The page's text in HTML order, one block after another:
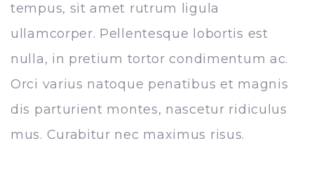
tempus, sit amet rutrum ligula
ullamcorper. Pellentesque lobortis est
nulla, in pretium tortor condimentum ac.
Orci varius natoque penatibus et magnis
dis parturient montes, nascetur ridiculus
mus. Curabitur nec maximus risus.